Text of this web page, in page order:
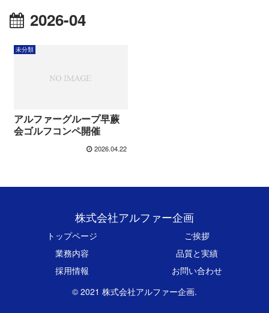
2026-04
未分類
アルファーグループ早蕨
会ゴルフコンペ開催
2026.04.22
株式会社アルファー企画
トップページ
ご挨拶
業務内容
品質と実績
採用情報
お問い合わせ
© 2021 株式会社アルファー企画.